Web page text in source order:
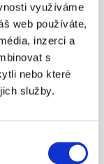
využíváme
web používáte,
inzerci a
s
nebo které
služby.
věk
mít